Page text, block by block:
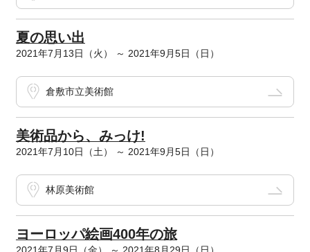
夏の思い出
2021年7月13日（火） ～ 2021年9月5日（日）
倉敷市立美術館
美術品から、みっけ!
2021年7月10日（土） ～ 2021年9月5日（日）
林原美術館
ヨーロッパ絵画400年の旅